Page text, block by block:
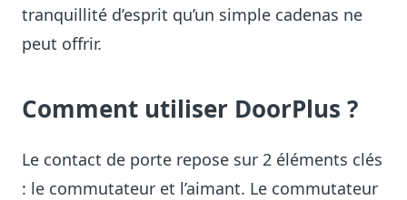
tranquillité d’esprit qu’un simple cadenas ne
peut offrir.
Comment utiliser DoorPlus ?
Le contact de porte repose sur 2 éléments clés
: le commutateur et l’aimant. Le commutateur